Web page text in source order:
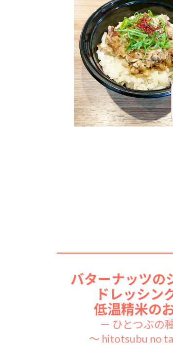
バターナッツの
ドレッシン
低温精米の
－ ひとつぶの
～ hitotsubu no